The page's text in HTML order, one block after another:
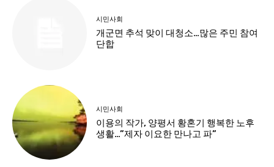
시민사회
개군면 추석 맞이 대청소…많은 주민 참여
단합
시민사회
이용의 작가, 양평서 황혼기 행복한 노후
생활…”제자 이요한 만나고 파”